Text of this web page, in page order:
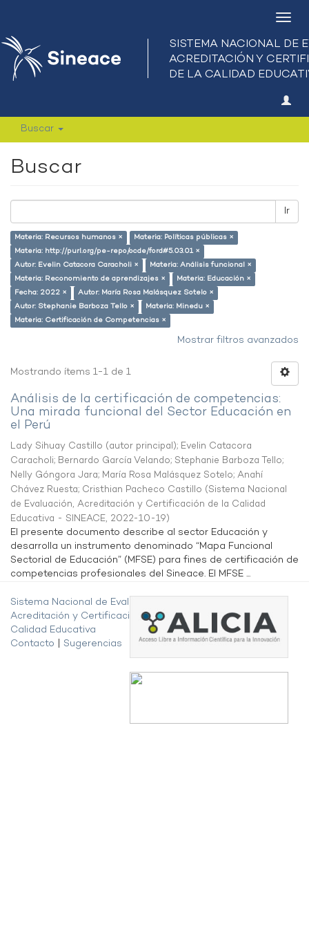
Buscar
Buscar
Ir
Materia: Recursos humanos ×
Materia: Políticas públicas ×
Materia: http://purl.org/pe-repo/ocde/ford#5.03.01 ×
Autor: Evelin Catacora Caracholi ×
Materia: Análisis funcional ×
Materia: Reconomiento de aprendizajes ×
Materia: Educación ×
Fecha: 2022 ×
Autor: María Rosa Malásquez Sotelo ×
Autor: Stephanie Barboza Tello ×
Materia: Minedu ×
Materia: Certificación de Competencias ×
Mostrar filtros avanzados
Mostrando ítems 1-1 de 1
Análisis de la certificación de competencias:
Una mirada funcional del Sector Educación en
el Perú
Lady Sihuay Castillo (autor principal); Evelin Catacora
Caracholi; Bernardo García Velando; Stephanie Barboza Tello;
Nelly Góngora Jara; María Rosa Malásquez Sotelo; Anahí
Chávez Ruesta; Cristhian Pacheco Castillo (Sistema Nacional
de Evaluación, Acreditación y Certificación de la Calidad
Educativa - SINEACE, 2022-10-19)
El presente documento describe al sector Educación y
desarrolla un instrumento denominado “Mapa Funcional
Sectorial de Educación” (MFSE) para fines de certificación de
competencias profesionales del Sineace. El MFSE ...
Sistema Nacional de Evaluación,
Acreditación y Certificación de la
Calidad Educativa
Contacto
Sugerencias